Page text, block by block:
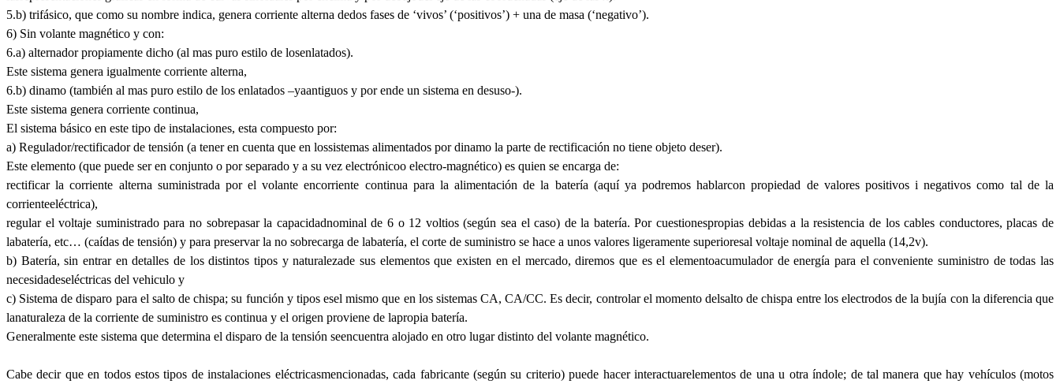
5.b) trifásico, que como su nombre indica, genera corriente alterna dedos fases de ‘vivos’ (‘positivos’) + una de masa (‘negativo’).
6) Sin volante magnético y con:
6.a) alternador propiamente dicho (al mas puro estilo de losenlatados).
Este sistema genera igualmente corriente alterna,
6.b) dinamo (también al mas puro estilo de los enlatados –yaantiguos y por ende un sistema en desuso-).
Este sistema genera corriente continua,
El sistema básico en este tipo de instalaciones, esta compuesto por:
a) Regulador/rectificador de tensión (a tener en cuenta que en lossistemas alimentados por dinamo la parte de rectificación no tiene objeto deser).
Este elemento (que puede ser en conjunto o por separado y a su vez electrónicoo electro-magnético) es quien se encarga de:
rectificar la corriente alterna suministrada por el volante encorriente continua para la alimentación de la batería (aquí ya podremos hablarcon propiedad de valores positivos i negativos como tal de la
corrienteeléctrica),
regular el voltaje suministrado para no sobrepasar la capacidadnominal de 6 o 12 voltios (según sea el caso) de la batería. Por cuestionespropias debidas a la resistencia de los cables conductores, placas de
labatería, etc… (caídas de tensión) y para preservar la no sobrecarga de labatería, el corte de suministro se hace a unos valores ligeramente superioresal voltaje nominal de aquella (14,2v).
b) Batería, sin entrar en detalles de los distintos tipos y naturalezade sus elementos que existen en el mercado, diremos que es el elementoacumulador de energía para el conveniente suministro de todas las
necesidadeseléctricas del vehiculo y
c) Sistema de disparo para el salto de chispa; su función y tipos esel mismo que en los sistemas CA, CA/CC. Es decir, controlar el momento delsalto de chispa entre los electrodos de la bujía con la diferencia que
lanaturaleza de la corriente de suministro es continua y el origen proviene de lapropia batería.
Generalmente este sistema que determina el disparo de la tensión seencuentra alojado en otro lugar distinto del volante magnético.
Cabe decir que en todos estos tipos de instalaciones eléctricasmencionadas, cada fabricante (según su criterio) puede hacer interactuarelementos de una u otra índole; de tal manera que hay vehículos (motos